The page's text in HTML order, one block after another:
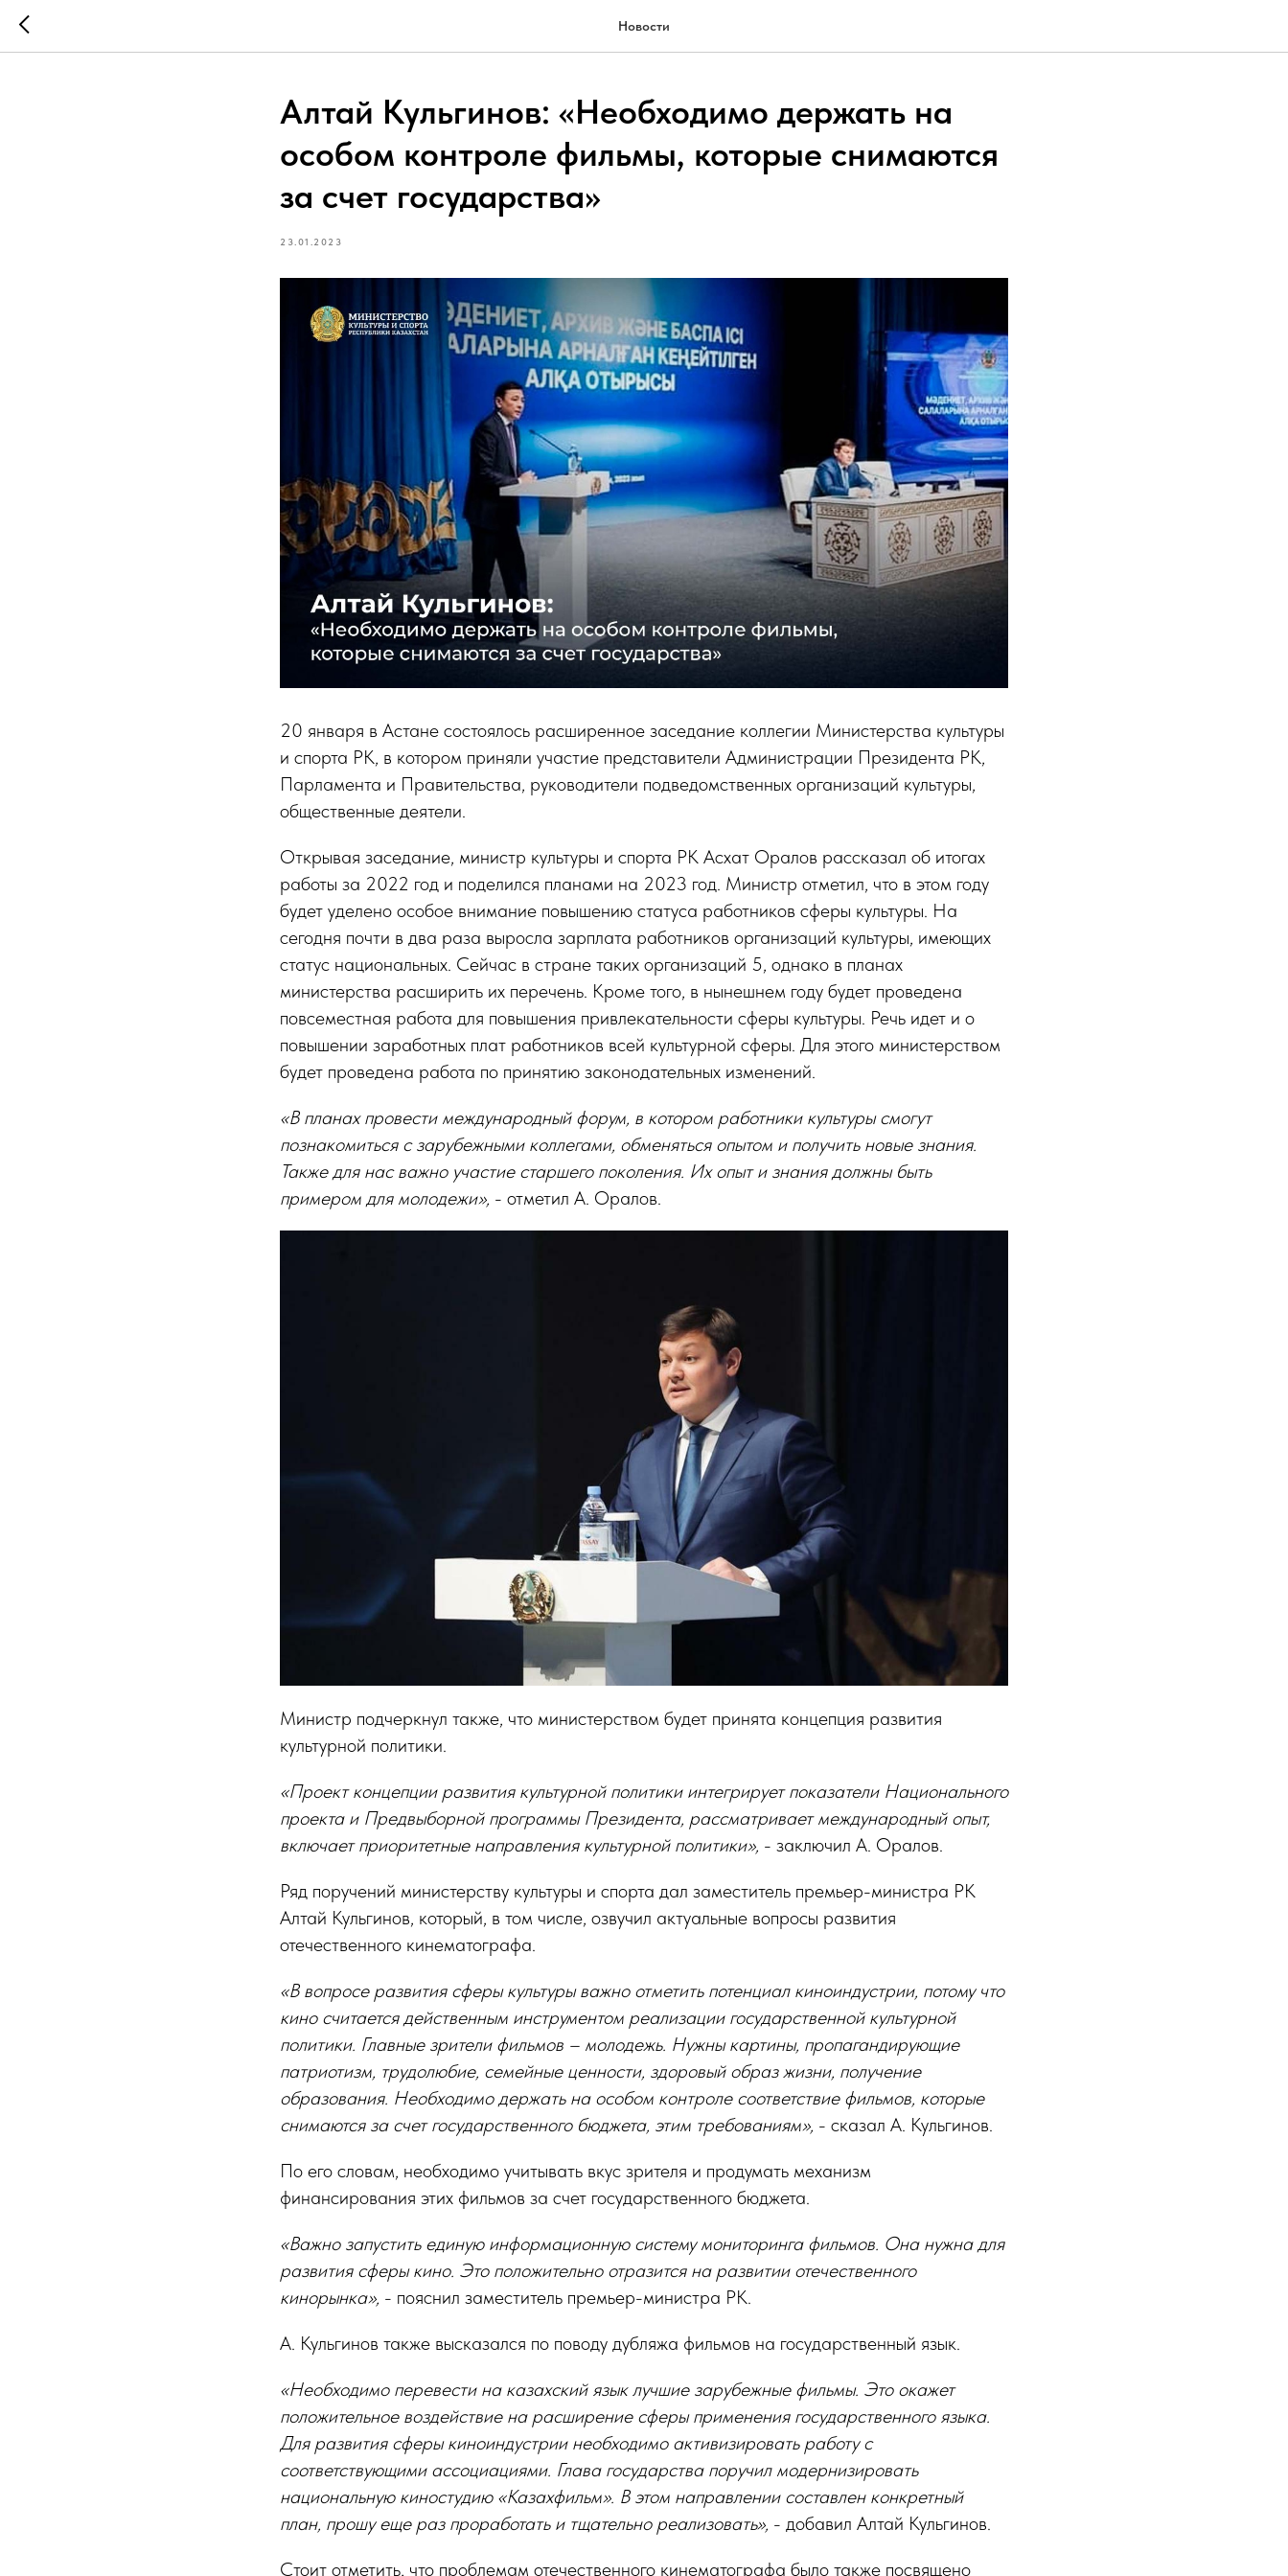
Новости
Алтай Кульгинов: «Необходимо держать на
особом контроле фильмы, которые снимаются
за счет государства»
23.01.2023
20 января в Астане состоялось расширенное заседание коллегии Министерства культуры
и спорта РК, в котором приняли участие представители Администрации Президента РК,
Парламента и Правительства, руководители подведомственных организаций культуры,
общественные деятели.
Открывая заседание, министр культуры и спорта РК Асхат Оралов рассказал об итогах
работы за 2022 год и поделился планами на 2023 год. Министр отметил, что в этом году
будет уделено особое внимание повышению статуса работников сферы культуры. На
сегодня почти в два раза выросла зарплата работников организаций культуры, имеющих
статус национальных. Сейчас в стране таких организаций 5, однако в планах
министерства расширить их перечень. Кроме того, в нынешнем году будет проведена
повсеместная работа для повышения привлекательности сферы культуры. Речь идет и о
повышении заработных плат работников всей культурной сферы. Для этого министерством
будет проведена работа по принятию законодательных изменений.
«В планах провести международный форум, в котором работники культуры смогут
познакомиться с зарубежными коллегами, обменяться опытом и получить новые знания.
Также для нас важно участие старшего поколения. Их опыт и знания должны быть
примером для молодежи», - отметил А. Оралов.
Министр подчеркнул также, что министерством будет принята концепция развития
культурной политики.
«Проект концепции развития культурной политики интегрирует показатели Национального
проекта и Предвыборной программы Президента, рассматривает международный опыт,
включает приоритетные направления культурной политики», - заключил А. Оралов.
Ряд поручений министерству культуры и спорта дал заместитель премьер-министра РК
Алтай Кульгинов, который, в том числе, озвучил актуальные вопросы развития
отечественного кинематографа.
«В вопросе развития сферы культуры важно отметить потенциал киноиндустрии, потому что
кино считается действенным инструментом реализации государственной культурной
политики. Главные зрители фильмов – молодежь. Нужны картины, пропагандирующие
патриотизм, трудолюбие, семейные ценности, здоровый образ жизни, получение
образования. Необходимо держать на особом контроле соответствие фильмов, которые
снимаются за счет государственного бюджета, этим требованиям», - сказал А. Кульгинов.
По его словам, необходимо учитывать вкус зрителя и продумать механизм
финансирования этих фильмов за счет государственного бюджета.
«Важно запустить единую информационную систему мониторинга фильмов. Она нужна для
развития сферы кино. Это положительно отразится на развитии отечественного
кинорынка», - пояснил заместитель премьер-министра РК.
А. Кульгинов также высказался по поводу дубляжа фильмов на государственный язык.
«Необходимо перевести на казахский язык лучшие зарубежные фильмы. Это окажет
положительное воздействие на расширение сферы применения государственного языка.
Для развития сферы киноиндустрии необходимо активизировать работу с
соответствующими ассоциациями. Глава государства поручил модернизировать
национальную киностудию «Казахфильм». В этом направлении составлен конкретный
план, прошу еще раз проработать и тщательно реализовать», - добавил Алтай Кульгинов.
Стоит отметить, что проблемам отечественного кинематографа было также посвящено